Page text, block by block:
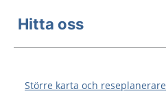
Hitta oss
Större karta och reseplanerare